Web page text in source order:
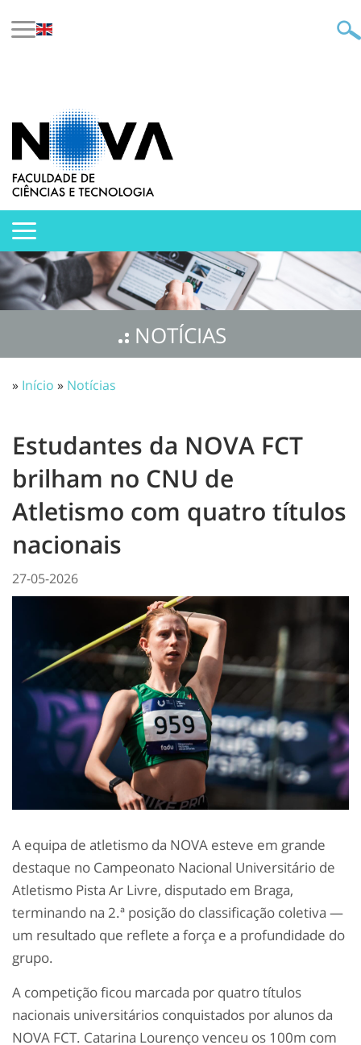
NOTÍCIAS
» Início » Notícias
Estudantes da NOVA FCT
brilham no CNU de
Atletismo com quatro títulos
nacionais
27-05-2026
A equipa de atletismo da NOVA esteve em grande
destaque no Campeonato Nacional Universitário de
Atletismo Pista Ar Livre, disputado em Braga,
terminando na 2.ª posição do classificação coletiva —
um resultado que reflete a força e a profundidade do
grupo.
A competição ficou marcada por quatro títulos
nacionais universitários conquistados por alunos da
NOVA FCT. Catarina Lourenço venceu os 100m com